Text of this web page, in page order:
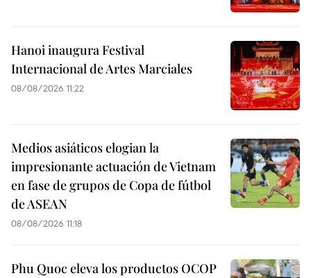
Hanoi inaugura Festival
Internacional de Artes Marciales
08/08/2026 11:22
Medios asiáticos elogian la
impresionante actuación de Vietnam
en fase de grupos de Copa de fútbol
de ASEAN
08/08/2026 11:18
Phu Quoc eleva los productos OCOP